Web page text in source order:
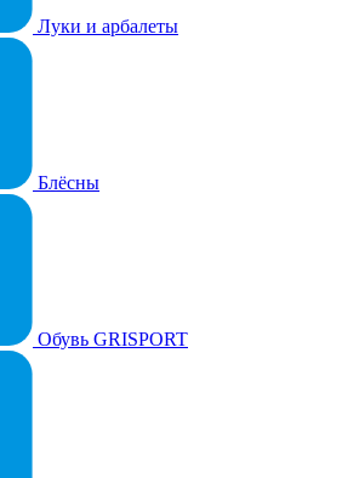
Луки и арбалеты
Блёсны
Обувь GRISPORT